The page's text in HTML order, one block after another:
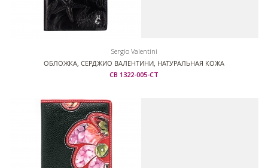
Sergio Valentini
ОБЛОЖКА, СЕРДЖИО ВАЛЕНТИНИ, НАТУРАЛЬНАЯ КОЖА
СВ 1322-005-СТ